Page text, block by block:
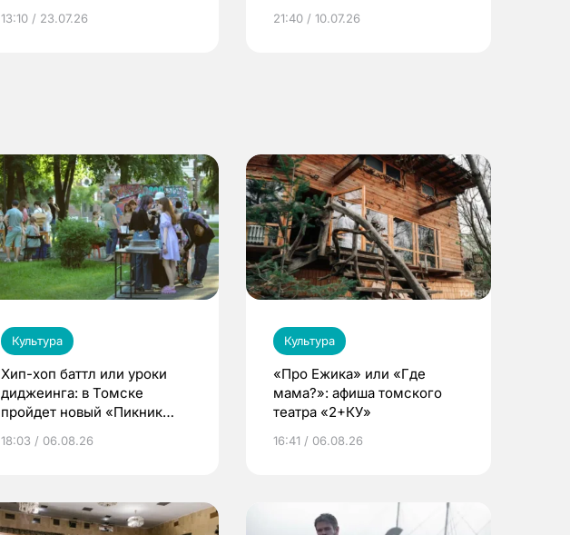
по ОМС!
13:10 / 23.07.26 21:40 / 10.07.26
Культура
Хип-хоп баттл или уроки
диджеинга: в Томске
пройдет новый «Пикник
18:03 / 06.08.26
Культура
«Про Ежика» или «Где
мама?»: афиша томского
театра «2+КУ»
16:41 / 06.08.26